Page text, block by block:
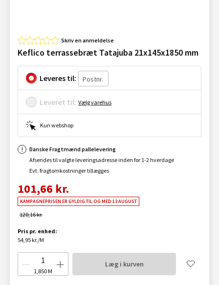
Skriv en anmeldelse
Keflico terrassebræt Tatajuba 21x145x1850 mm
Leveres til:
Leveret til: Vælg varehus
Kun webshop
Danske Fragtmænd pallelevering
Afsendes til valgte leveringsadresse inden for 1-2 hverdage
Evt. fragtomkostninger tillægges
101,66 kr.
KAMPAGNEPRISEN ER GYLDIG TIL OG MED 13 AUGUST
120,16 kr.
Pris pr. enhed:
54,95 kr./M
1,850 M
Læg i kurven